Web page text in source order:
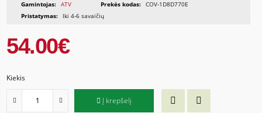
Gamintojas: ATV Prekės kodas: COV-1D8D770E
Pristatymas:
Iki 4-6 savaičių
54.00€
Kiekis
Į krepšelį